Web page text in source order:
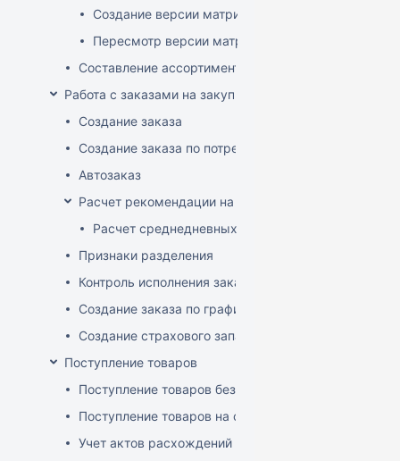
Создание версии матрицы
Пересмотр версии матрицы
Составление ассортимента магазина
Работа с заказами на закупку
Создание заказа
Создание заказа по потребностям
Автозаказ
Расчет рекомендации на закупку
Расчет среднедневных продаж
Признаки разделения
Контроль исполнения заказов поставщиком
Создание заказа по графику
Создание страхового запаса
Поступление товаров
Поступление товаров без заказа
Поступление товаров на основе заказа
Учет актов расхождений при поступлении товаров